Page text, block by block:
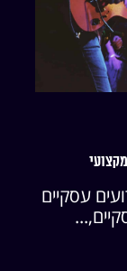
עסקיים